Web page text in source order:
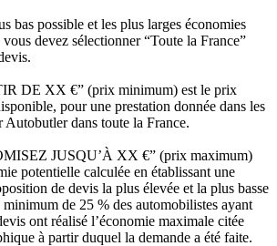
bas possible et les plus larges économies
devez sélectionner “Toute la France”
DE XX €” (prix minimum) est le prix
pour une prestation donnée dans les
Autobutler dans toute la France.
JUSQU’À XX €” (prix maximum)
potentielle calculée en établissant une
de devis la plus élevée et la plus basse
de 25 % des automobilistes ayant
ont réalisé l’économie maximale citée
à partir duquel la demande a été faite.